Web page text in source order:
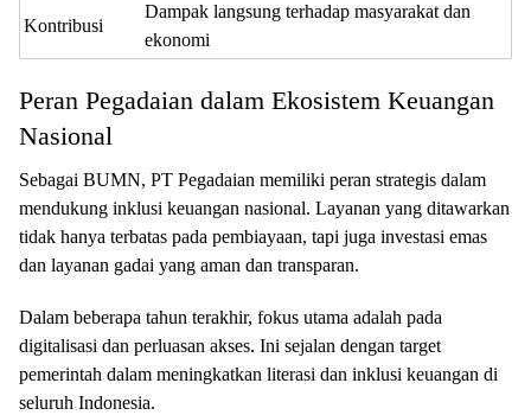
Kontribusi
Dampak langsung terhadap masyarakat dan
ekonomi
Peran Pegadaian dalam Ekosistem Keuangan
Nasional
Sebagai BUMN, PT Pegadaian memiliki peran strategis dalam
mendukung inklusi keuangan nasional. Layanan yang ditawarkan
tidak hanya terbatas pada pembiayaan, tapi juga investasi emas
dan layanan gadai yang aman dan transparan.
Dalam beberapa tahun terakhir, fokus utama adalah pada
digitalisasi dan perluasan akses. Ini sejalan dengan target
pemerintah dalam meningkatkan literasi dan inklusi keuangan di
seluruh Indonesia.